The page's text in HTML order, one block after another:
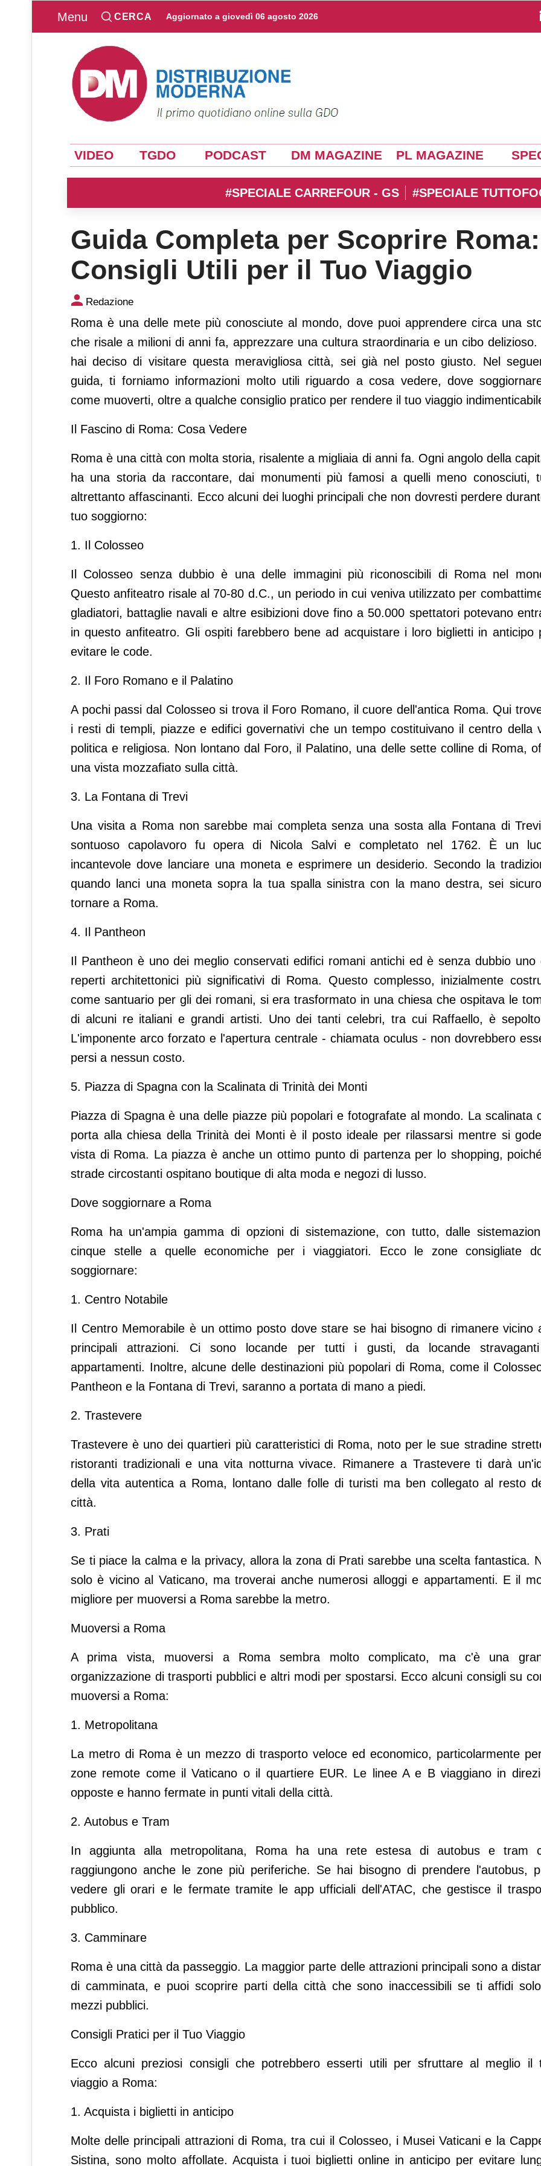
Menu CERCA Aggiornato a giovedì 06 agosto 2026
VIDEO TGDO PODCAST DM MAGAZINE PL MAGAZINE
#SPECIALE CARREFOUR - GS #SPECIALE
Guida Completa per Scoprire Roma:
Consigli Utili per il Tuo Viaggio
Guida Completa per Scoprire Roma: Consigli Utili per il Tuo Viaggio
Redazione
Roma è una delle mete più conosciute al mondo, dove puoi apprendere circa una
che risale a milioni di anni fa, apprezzare una cultura straordinaria e un cibo delizioso.
hai deciso di visitare questa meravigliosa città, sei già nel posto giusto. Nel
guida, ti forniamo informazioni molto utili riguardo a cosa vedere, dove
come muoverti, oltre a qualche consiglio pratico per rendere il tuo viaggio
Il Fascino di Roma: Cosa Vedere
Roma è una città con molta storia, risalente a migliaia di anni fa. Ogni angolo della
ha una storia da raccontare, dai monumenti più famosi a quelli meno conosciuti,
altrettanto affascinanti. Ecco alcuni dei luoghi principali che non dovresti perdere
tuo soggiorno:
1. Il Colosseo
Il Colosseo senza dubbio è una delle immagini più riconoscibili di Roma nel
Questo anfiteatro risale al 70-80 d.C., un periodo in cui veniva utilizzato per
gladiatori, battaglie navali e altre esibizioni dove fino a 50.000 spettatori potevano
in questo anfiteatro. Gli ospiti farebbero bene ad acquistare i loro biglietti in anticipo
evitare le code.
2. Il Foro Romano e il Palatino
A pochi passi dal Colosseo si trova il Foro Romano, il cuore dell'antica Roma. Qui
i resti di templi, piazze e edifici governativi che un tempo costituivano il centro della
politica e religiosa. Non lontano dal Foro, il Palatino, una delle sette colline di Roma,
una vista mozzafiato sulla città.
3. La Fontana di Trevi
Una visita a Roma non sarebbe mai completa senza una sosta alla Fontana di
sontuoso capolavoro fu opera di Nicola Salvi e completato nel 1762. È un
incantevole dove lanciare una moneta e esprimere un desiderio. Secondo la
quando lanci una moneta sopra la tua spalla sinistra con la mano destra, sei
tornare a Roma.
4. Il Pantheon
Il Pantheon è uno dei meglio conservati edifici romani antichi ed è senza dubbio uno
reperti architettonici più significativi di Roma. Questo complesso, inizialmente
come santuario per gli dei romani, si era trasformato in una chiesa che ospitava le
di alcuni re italiani e grandi artisti. Uno dei tanti celebri, tra cui Raffaello, è
L'imponente arco forzato e l'apertura centrale - chiamata oculus - non dovrebbero
persi a nessun costo.
5. Piazza di Spagna con la Scalinata di Trinità dei Monti
Piazza di Spagna è una delle piazze più popolari e fotografate al mondo. La scalinata
porta alla chiesa della Trinità dei Monti è il posto ideale per rilassarsi mentre si
vista di Roma. La piazza è anche un ottimo punto di partenza per lo shopping,
strade circostanti ospitano boutique di alta moda e negozi di lusso.
Dove soggiornare a Roma
Roma ha un'ampia gamma di opzioni di sistemazione, con tutto, dalle
cinque stelle a quelle economiche per i viaggiatori. Ecco le zone consigliate
soggiornare:
1. Centro Notabile
Il Centro Memorabile è un ottimo posto dove stare se hai bisogno di rimanere vicino
principali attrazioni. Ci sono locande per tutti i gusti, da locande
appartamenti. Inoltre, alcune delle destinazioni più popolari di Roma, come il
Pantheon e la Fontana di Trevi, saranno a portata di mano a piedi.
2. Trastevere
Trastevere è uno dei quartieri più caratteristici di Roma, noto per le sue stradine
ristoranti tradizionali e una vita notturna vivace. Rimanere a Trastevere ti darà
della vita autentica a Roma, lontano dalle folle di turisti ma ben collegato al resto
città.
3. Prati
Se ti piace la calma e la privacy, allora la zona di Prati sarebbe una scelta fantastica.
solo è vicino al Vaticano, ma troverai anche numerosi alloggi e appartamenti. E il
migliore per muoversi a Roma sarebbe la metro.
Muoversi a Roma
A prima vista, muoversi a Roma sembra molto complicato, ma c'è una
organizzazione di trasporti pubblici e altri modi per spostarsi. Ecco alcuni consigli su
muoversi a Roma:
1. Metropolitana
La metro di Roma è un mezzo di trasporto veloce ed economico, particolarmente
zone remote come il Vaticano o il quartiere EUR. Le linee A e B viaggiano in
opposte e hanno fermate in punti vitali della città.
2. Autobus e Tram
In aggiunta alla metropolitana, Roma ha una rete estesa di autobus e tram
raggiungono anche le zone più periferiche. Se hai bisogno di prendere l'autobus,
vedere gli orari e le fermate tramite le app ufficiali dell'ATAC, che gestisce il
pubblico.
3. Camminare
Roma è una città da passeggio. La maggior parte delle attrazioni principali sono a
di camminata, e puoi scoprire parti della città che sono inaccessibili se ti affidi
mezzi pubblici.
Consigli Pratici per il Tuo Viaggio
Ecco alcuni preziosi consigli che potrebbero esserti utili per sfruttare al meglio il
viaggio a Roma:
1. Acquista i biglietti in anticipo
Molte delle principali attrazioni di Roma, tra cui il Colosseo, i Musei Vaticani e la
Sistina, sono molto affollate. Acquista i tuoi biglietti online in anticipo per evitare